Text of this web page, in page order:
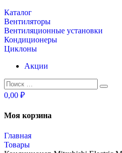
Каталог
Вентиляторы
Вентиляционные установки
Кондиционеры
Циклоны
Акции
0,00 ₽
Моя корзина
Главная
Товары